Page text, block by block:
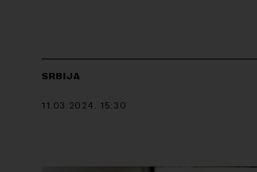
SRBIJA
11.03.2024. 15:30